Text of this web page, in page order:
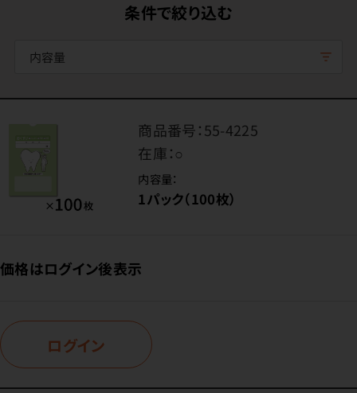
条件で絞り込む
内容量
商品番号：55-4225
在庫：○
内容量：
1パック（100枚）
価格はログイン後表示
ログイン